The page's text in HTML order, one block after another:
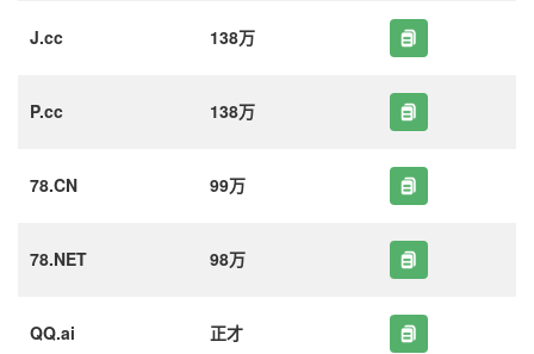
J.cc 138万
P.cc 138万
78.CN 99万
78.NET 98万
QQ.ai 正才